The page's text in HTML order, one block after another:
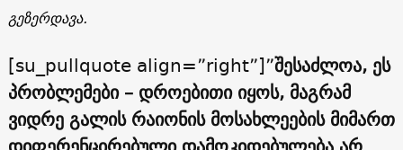
გეზერდავა.
[su_pullquote align=”right”]”შესაძლოა, ეს
პრობლემები – დროებითი იყოს, მაგრამ
ვიდრე გალის რაიონის მოსახლეების მიმართ